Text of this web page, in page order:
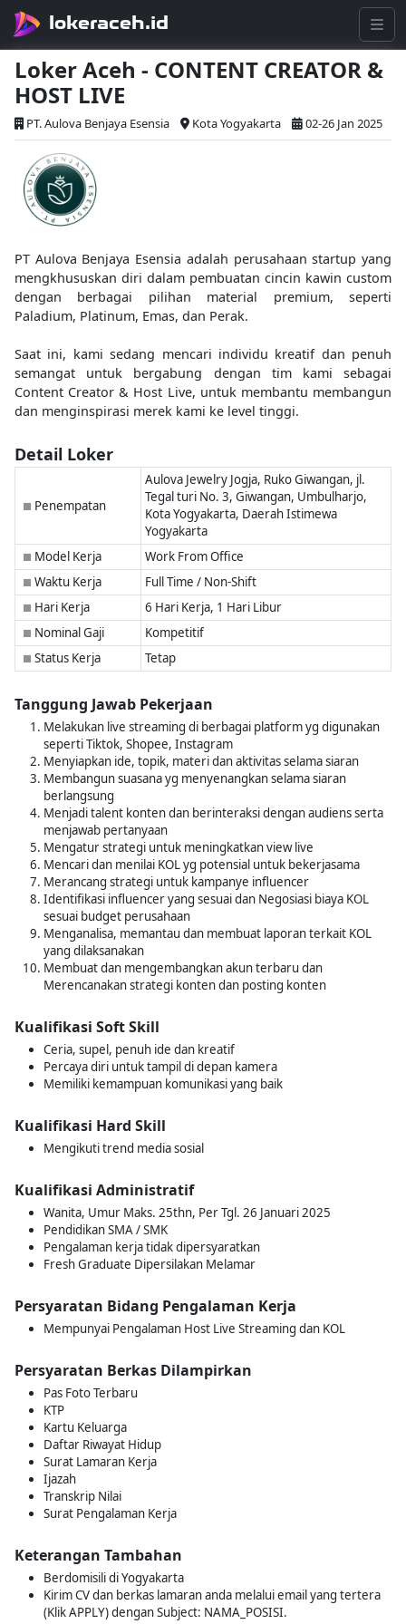
lokeraceh.id
Loker Aceh - CONTENT CREATOR &
HOST LIVE
PT. Aulova Benjaya Esensia Kota Yogyakarta 02-26 Jan 2025
PT Aulova Benjaya Esensia adalah perusahaan startup yang
mengkhususkan diri dalam pembuatan cincin kawin custom
dengan berbagai pilihan material premium, seperti
Paladium, Platinum, Emas, dan Perak.
Saat ini, kami sedang mencari individu kreatif dan penuh
semangat untuk bergabung dengan tim kami sebagai
Content Creator & Host Live, untuk membantu membangun
dan menginspirasi merek kami ke level tinggi.
Detail Loker
■ Penempatan
Aulova Jewelry Jogja, Ruko Giwangan, jl.
Tegal turi No. 3, Giwangan, Umbulharjo,
Kota Yogyakarta, Daerah Istimewa
Yogyakarta
■ Model Kerja Work From Office
■ Waktu Kerja Full Time / Non-Shift
■ Hari Kerja 6 Hari Kerja, 1 Hari Libur
■ Nominal Gaji Kompetitif
■ Status Kerja Tetap
Tanggung Jawab Pekerjaan
Melakukan live streaming di berbagai platform yg digunakan
seperti Tiktok, Shopee, Instagram
Menyiapkan ide, topik, materi dan aktivitas selama siaran
Membangun suasana yg menyenangkan selama siaran
berlangsung
Menjadi talent konten dan berinteraksi dengan audiens serta
menjawab pertanyaan
Mengatur strategi untuk meningkatkan view live
Mencari dan menilai KOL yg potensial untuk bekerjasama
Merancang strategi untuk kampanye influencer
Identifikasi influencer yang sesuai dan Negosiasi biaya KOL
sesuai budget perusahaan
Menganalisa, memantau dan membuat laporan terkait KOL
yang dilaksanakan
Membuat dan mengembangkan akun terbaru dan
Merencanakan strategi konten dan posting konten
Kualifikasi Soft Skill
Ceria, supel, penuh ide dan kreatif
Percaya diri untuk tampil di depan kamera
Memiliki kemampuan komunikasi yang baik
Kualifikasi Hard Skill
Mengikuti trend media sosial
Kualifikasi Administratif
Wanita, Umur Maks. 25thn, Per Tgl. 26 Januari 2025
Pendidikan SMA / SMK
Pengalaman kerja tidak dipersyaratkan
Fresh Graduate Dipersilakan Melamar
Persyaratan Bidang Pengalaman Kerja
Mempunyai Pengalaman Host Live Streaming dan KOL
Persyaratan Berkas Dilampirkan
Pas Foto Terbaru
KTP
Kartu Keluarga
Daftar Riwayat Hidup
Surat Lamaran Kerja
Ijazah
Transkrip Nilai
Surat Pengalaman Kerja
Keterangan Tambahan
Berdomisili di Yogyakarta
Kirim CV dan berkas lamaran anda melalui email yang tertera
(Klik APPLY) dengan Subject: NAMA_POSISI.